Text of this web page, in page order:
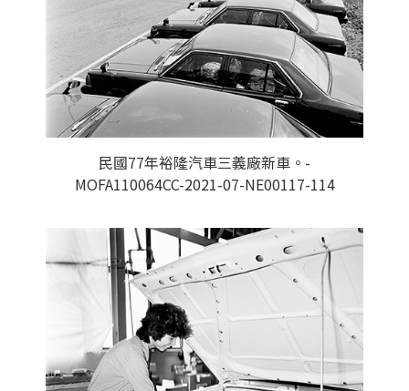
民國77年裕隆汽車三義廠新車。-
MOFA110064CC-2021-07-NE00117-114